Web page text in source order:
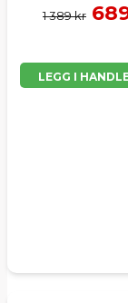
1 389 kr
LEGG I